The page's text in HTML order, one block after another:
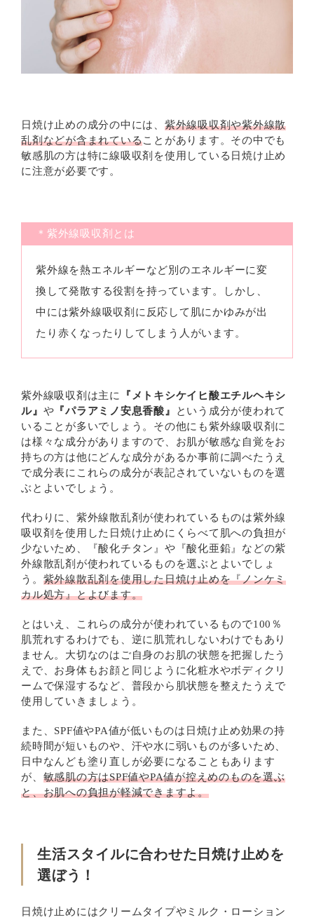
日焼け止めの成分の中には、 紫外線吸収剤や紫外線散
乱剤などが含まれていることがあります。その中でも
敏感肌の方は特に線吸収剤を使用している日焼け止め
に注意が必要です。
＊紫外線吸収剤とは
紫外線を熱エネルギーなど別のエネルギーに変
換して発散する役割を持っています。しかし、
中には紫外線吸収剤に反応して肌にかゆみが出
たり赤くなったりしてしまう人がいます。
紫外線吸収剤は主に
『メトキシケイヒ酸エチルヘキシ
ル』 や 『パラアミノ安息香酸』
という成分が使われて
いることが多いでしょう。その他にも紫外線吸収剤に
は様々な成分がありますので、お肌が敏感な自覚をお
持ちの方は他にどんな成分があるか事前に調べたうえ
で成分表にこれらの成分が表記されていないものを選
ぶとよいでしょう。
代わりに、紫外線散乱剤が使われているものは紫外線
吸収剤を使用した日焼け止めにくらべて肌への負担が
少ないため、『酸化チタン』や『酸化亜鉛』などの紫
外線散乱剤が使われているものを選ぶとよいでしょ
う。 紫外線散乱剤を使用した日焼け止めを『ノンケミ
カル処方』とよびます。
とはいえ、これらの成分が使われているもので100％
肌荒れするわけでも、逆に肌荒れしないわけでもあり
ません。大切なのはご自身のお肌の状態を把握したう
えで、お身体もお顔と同じように化粧水やボディクリ
ームで保湿するなど、普段から肌状態を整えたうえで
使用していきましょう。
また、SPF値やPA値が低いものは日焼け止め効果の持
続時間が短いものや、汗や水に弱いものが多いため、
日中なんども塗り直しが必要になることもあります
が、 敏感肌の方はSPF値やPA値が控えめのものを選ぶ
と、お肌への負担が軽減できますよ。
生活スタイルに合わせた日焼け止めを
選ぼう！
日焼け止めにはクリームタイプやミルク・ローション